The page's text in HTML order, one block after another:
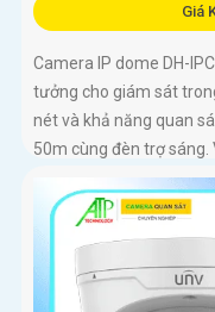
Giá
Camera IP dome DH-
tưởng cho giám sát
nét và khả năng quan
50m cùng đèn trợ
dễ dàng nhận diện
âm qua micro tích hợp
nhớ, camera hỗ trợ